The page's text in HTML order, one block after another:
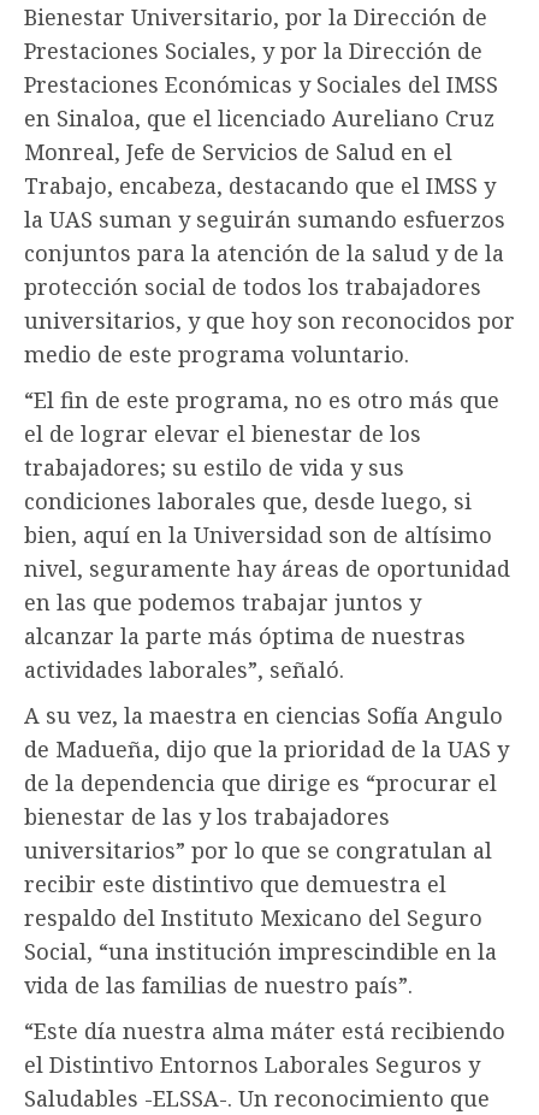
Bienestar Universitario, por la Dirección de
Prestaciones Sociales, y por la Dirección de
Prestaciones Económicas y Sociales del IMSS
en Sinaloa, que el licenciado Aureliano Cruz
Monreal, Jefe de Servicios de Salud en el
Trabajo, encabeza, destacando que el IMSS y
la UAS suman y seguirán sumando esfuerzos
conjuntos para la atención de la salud y de la
protección social de todos los trabajadores
universitarios, y que hoy son reconocidos por
medio de este programa voluntario.
“El fin de este programa, no es otro más que
el de lograr elevar el bienestar de los
trabajadores; su estilo de vida y sus
condiciones laborales que, desde luego, si
bien, aquí en la Universidad son de altísimo
nivel, seguramente hay áreas de oportunidad
en las que podemos trabajar juntos y
alcanzar la parte más óptima de nuestras
actividades laborales”, señaló.
A su vez, la maestra en ciencias Sofía Angulo
de Madueña, dijo que la prioridad de la UAS y
de la dependencia que dirige es “procurar el
bienestar de las y los trabajadores
universitarios” por lo que se congratulan al
recibir este distintivo que demuestra el
respaldo del Instituto Mexicano del Seguro
Social, “una institución imprescindible en la
vida de las familias de nuestro país”.
“Este día nuestra alma máter está recibiendo
el Distintivo Entornos Laborales Seguros y
Saludables -ELSSA-. Un reconocimiento que